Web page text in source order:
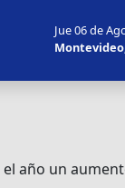
Jue 06 de
año un